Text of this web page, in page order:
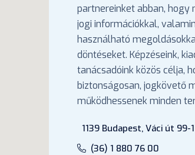
partnereinket abban, hogy
jogi információkkal,
használható
döntéseket. Képzéseink,
tanácsadóink közös célja,
biztonságosan, jogkövető
működhessenek minden
1139 Budapest, Váci út 99-
(36) 1 880 76 00